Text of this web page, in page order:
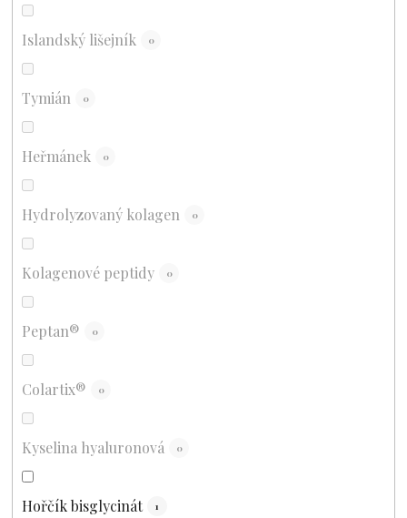
Islandský lišejník 0
Tymián 0
Heřmánek 0
Hydrolyzovaný kolagen 0
Kolagenové peptidy 0
Peptan® 0
Colartix® 0
Kyselina hyaluronová 0
Hořčík bisglycinát 1